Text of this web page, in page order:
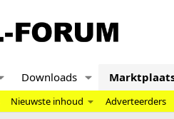
Downloads
Nieuwste inhoud Adverteerders